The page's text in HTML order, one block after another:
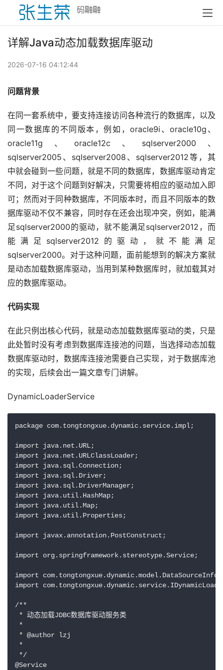
详解Java动态加载数据库驱动
2026-07-16 04:12:44
问题背景
在同一套系统中，要支持连接访问各种流行的数据库，以及
同一数据库的不同版本，例如，oracle9i、oracle10g、
oracle11g、oracle12c、sqlserver2000、
sqlserver2005、sqlserver2008、sqlserver2012等，其
中就会碰到一些问题，就是不同的数据库，数据库驱动肯定
不同，对于这个问题到好解决，只需要将相应的驱动加入即
可；然而对于同种数据库，不同版本时，而且不同版本的数
据库驱动不仅不兼容，同时存在还会出现冲突，例如，能满
足sqlserver2000的驱动，就不能满足sqlserver2012，而
能满足sqlserver2012的驱动，就不能满足
sqlserver2000。对于这种问题，面前能想到的解决方案就
是动态加载数据库驱动，当用到某种数据库时，就加载其对
应的数据库驱动。
代码实现
在此只例出核心代码，就是动态加载数据库驱动的类，只是
此处暂时没有考虑到数据库连接池的问题，当选择动态加载
数据库驱动时，数据库连接池需要自己实现，对于数据库池
的实现，后续会出一篇文章专门讲解。
DynamicLoaderService
package com.tongtongxue.dynamic.service.impl;
import java.net.URL;
import java.net.URLClassLoader;
import java.sql.Connection;
import java.sql.Driver;
import java.sql.DriverManager;
import java.util.HashMap;
import java.util.Map;
import java.util.Properties;
import javax.annotation.PostConstruct;
import org.springframework.stereotype.Service;
import com.tongtongxue.dynamic.model.DataSourceInfo;
import
/**
* 动态加载JDBC数据库驱动服务类
*
* @author lzj
*
*/
@Service